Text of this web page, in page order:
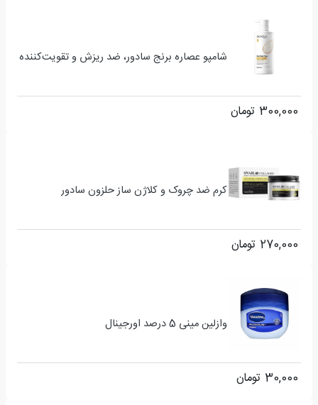
شامپو عصاره برنج سادور، ضد ریزش و تقویت‌کننده
300,000 تومان
کرم ضد چروک و کلاژن ساز حلزون سادور
270,000 تومان
وازلین مینی 5 درصد اورجینال
30,000 تومان